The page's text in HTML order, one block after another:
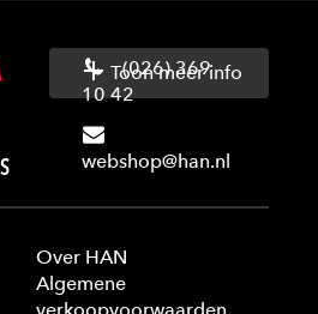
(026) 369
10 42
webshop@han.nl
Toon meer info
Over HAN
Algemene